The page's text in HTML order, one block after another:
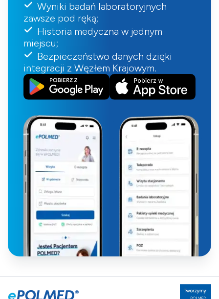
Wyniki badań laboratoryjnych
zawsze pod ręką;
Historia medyczna w jednym
miejscu;
Bezpieczeństwo danych dzięki
integracji z Węzłem Krajowym.